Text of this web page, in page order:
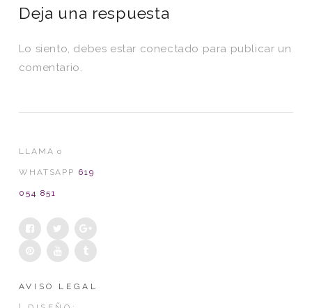
Deja una respuesta
Lo siento, debes estar conectado para publicar un
comentario.
LLAMA o
WHATSAPP 619
054 851
AVISO LEGAL